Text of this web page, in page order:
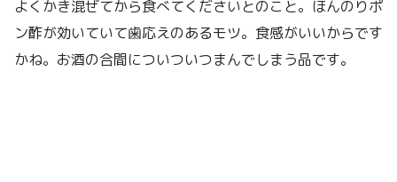
よくかき混ぜてから食べてくださいとのこと。ほんのりポ
ン酢が効いていて歯応えのあるモツ。食感がいいからです
かね。お酒の合間についついつまんでしまう品です。